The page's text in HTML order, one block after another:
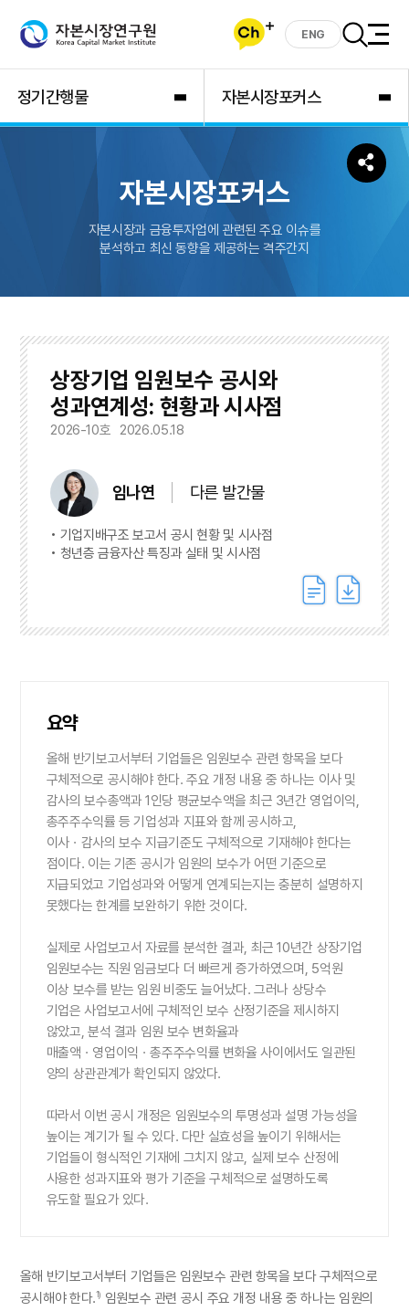
ENG
정기간행물 자본시장포커스
자본시장포커스
자본시장과 금융투자업에 관련된 주요 이슈를
분석하고 최신 동향을 제공하는 격주간지
상장기업 임원보수 공시와
성과연계성: 현황과 시사점
2026-10호 2026.05.18
임나연 다른 발간물
기업지배구조 보고서 공시 현황 및 시사점
청년층 금융자산 특징과 실태 및 시사점
요약
올해 반기보고서부터 기업들은 임원보수 관련 항목을 보다
구체적으로 공시해야 한다. 주요 개정 내용 중 하나는 이사 및
감사의 보수총액과 1인당 평균보수액을 최근 3년간 영업이익,
총주주수익률 등 기업성과 지표와 함께 공시하고,
이사ㆍ감사의 보수 지급기준도 구체적으로 기재해야 한다는
점이다. 이는 기존 공시가 임원의 보수가 어떤 기준으로
지급되었고 기업성과와 어떻게 연계되는지는 충분히 설명하지
못했다는 한계를 보완하기 위한 것이다.
실제로 사업보고서 자료를 분석한 결과, 최근 10년간 상장기업
임원보수는 직원 임금보다 더 빠르게 증가하였으며, 5억원
이상 보수를 받는 임원 비중도 늘어났다. 그러나 상당수
기업은 사업보고서에 구체적인 보수 산정기준을 제시하지
않았고, 분석 결과 임원 보수 변화율과
매출액ㆍ영업이익ㆍ총주주수익률 변화율 사이에서도 일관된
양의 상관관계가 확인되지 않았다.
따라서 이번 공시 개정은 임원보수의 투명성과 설명 가능성을
높이는 계기가 될 수 있다. 다만 실효성을 높이기 위해서는
기업들이 형식적인 기재에 그치지 않고, 실제 보수 산정에
사용한 성과지표와 평가 기준을 구체적으로 설명하도록
유도할 필요가 있다.
올해 반기보고서부터 기업들은 임원보수 관련 항목을 보다 구체적으로
공시해야 한다.1) 임원보수 관련 공시 주요 개정 내용 중 하나는 임원의